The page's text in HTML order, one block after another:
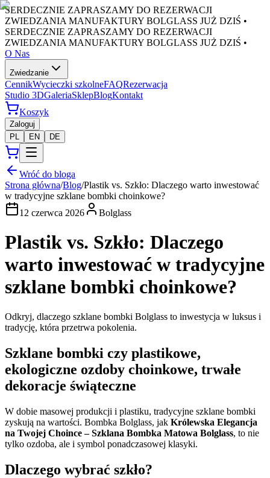
SERDECZNIE ZAPRASZAMY DO REZERWACJI
ZWIEDZANIA MANUFAKTURY BOLGLASS JUŻ DZIŚ •
SERDECZNIE ZAPRASZAMY DO REZERWACJI
ZWIEDZANIA MANUFAKTURY BOLGLASS JUŻ DZIŚ •
O Nas
Zwiedzanie
CennikWycieczki szkolneFAQRezerwacja
Studio 3DGaleriaSklepBlogKontakt
Koszyk
Zaloguj
PL
EN DE
Wróć do bloga
Strona główna/Blog/Plastik vs. Szkło: Dlaczego warto inwestować
w tradycyjne szklane bombki choinkowe?
12 czerwca 2026
Bolglass
Plastik vs. Szkło: Dlaczego
warto inwestować w tradycyjne
szklane bombki choinkowe?
Odkryj, dlaczego szklane bombki Bolglass to inwestycja w luksus i
tradycję, która przetrwa pokolenia.
Szklane bombki czy plastikowe,
ekologiczne ozdoby choinkowe, trwałe
dekoracje świąteczne
W dobie masowej produkcji i plastiku, tradycyjne szklane bombki
zyskują na wartości. Bombka Bolglass, jak Królewska Elegancja
na Twojej Choince – Szklana Bombka Matowa Bolglass, to nie
tylko ozdoba, ale i symbol ponadczasowej klasyki.
Dlaczego wybrać szkło?